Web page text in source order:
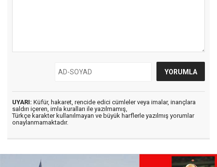
UYARI: Küfür, hakaret, rencide edici cümleler veya imalar, inançlara
saldırı içeren, imla kuralları ile yazılmamış,
Türkçe karakter kullanılmayan ve büyük harflerle yazılmış yorumlar
onaylanmamaktadır.